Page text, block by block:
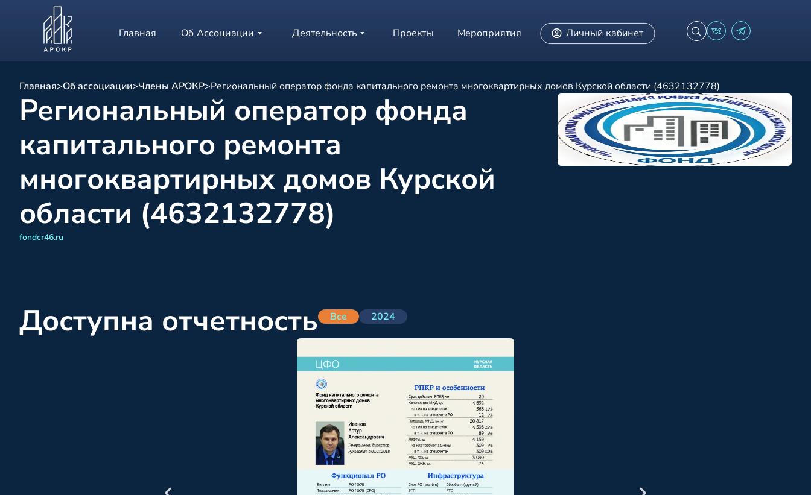
Главная Об Ассоциации Деятельность Проекты Мероприятия Личный кабинет
Главная>Об ассоциации>Члены АРОКР>Региональный оператор фонда капитального ремонта многоквартирных домов Курской области (4632132778)
Региональный оператор фонда
капитального ремонта
многоквартирных домов Курской
области (4632132778)
fondcr46.ru
Доступна отчетность Все 2024